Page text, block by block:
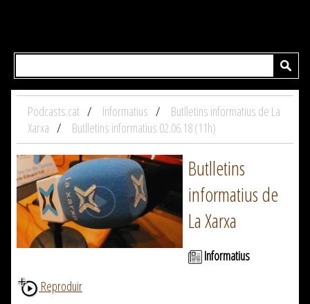
Podcasts.cat Informatius
Butlletins informatius de La
Xarxa
Butlletins informatius 02.06.18 (11h)
Butlletins
informatius de
La Xarxa
Informatius
Reproduir